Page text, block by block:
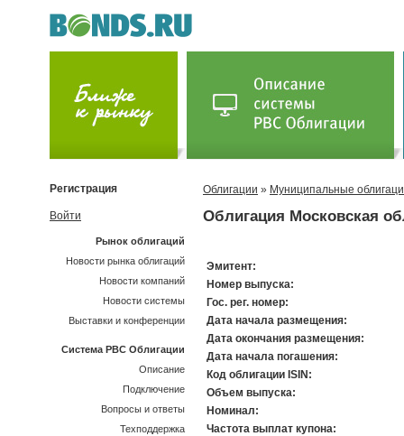
Облигации » Муниципальные
Облигация Московская
Эмитент:
Номер выпуска:
Гос. рег. номер:
Дата начала размещения:
Дата окончания размещения:
Дата начала погашения:
Код облигации ISIN:
Объем выпуска:
Номинал:
Частота выплат купона:
Регистрация
Войти
Рынок облигаций
Новости рынка облигаций
Новости компаний
Новости системы
Выставки и конференции
Система РВС Облигации
Описание
Подключение
Вопросы и ответы
Техподдержка